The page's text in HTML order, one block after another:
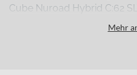
Cube Nuroad Hybrid C:62
Du willst die Freiheit einesMehr